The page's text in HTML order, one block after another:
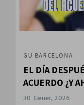
GU BARCELONA
EL DÍA
ACUERDO ¿Y
30 Gener, 2026